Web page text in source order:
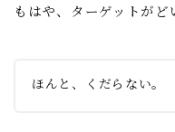
もはや、ターゲットが
ほんと、くだらない。